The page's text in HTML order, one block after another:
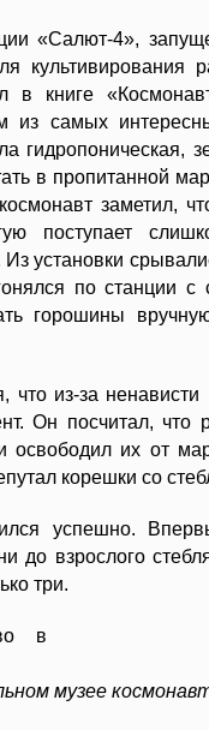
«Салют-4»,
культивирования
в книге
из самых
гидропоническая,
в пропитанной
заметил,
поступает
установки
по станции с
горошины
что из-за
Он посчитал, что
освободил их от
корешки со
успешно.
до взрослого
три.
музее